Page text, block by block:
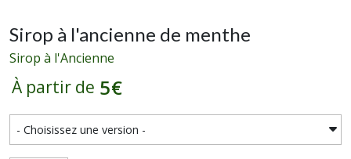
Sirop à l'ancienne de menthe
Sirop à l'Ancienne
À partir de 5€